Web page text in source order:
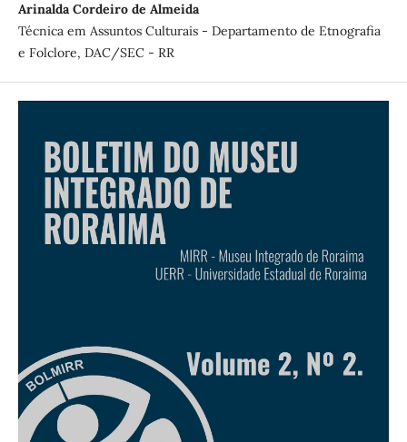
Arinalda Cordeiro de Almeida
Técnica em Assuntos Culturais - Departamento de Etnografia
e Folclore, DAC/SEC - RR